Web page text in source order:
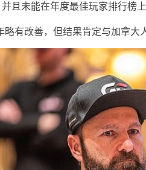
且未能在年度最佳玩家排行榜上
略有改善，但结果肯定与加拿大